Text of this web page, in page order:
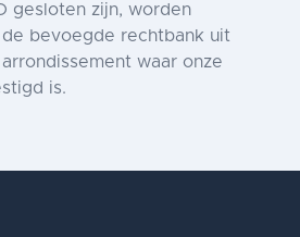
gesloten zijn, worden
bevoegde rechtbank uit
waar onze
is.